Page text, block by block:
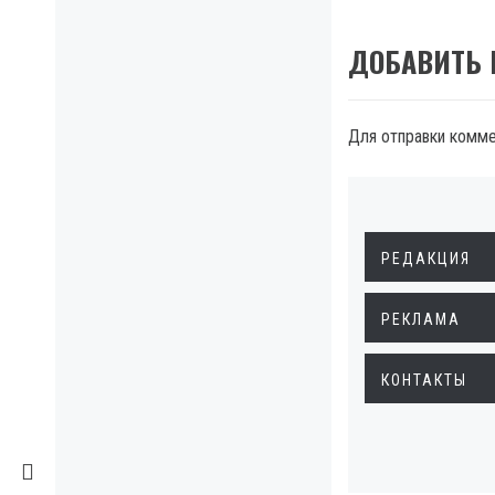
ДОБАВИТЬ
Для отправки
РЕДАКЦИЯ
РЕКЛАМА
КОНТАКТЫ